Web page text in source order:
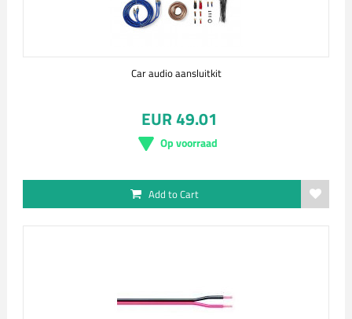
Car audio aansluitkit
EUR 49.01
Op voorraad
Add to Cart